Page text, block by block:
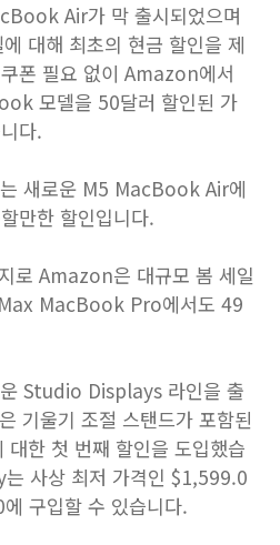
Air가 막 출시되었으며
대해 최초의 현금 할인을 제
폰 필요 없이 Amazon에서
모델을 50달러 할인된 가
다.
새로운 M5 MacBook Air에
만한 할인입니다.
로 Amazon은 대규모 봄 세일
MacBook Pro에서도 49
Studio Displays 라인을 출
기울기 조절 스탠드가 포함된
한 첫 번째 할인을 도입했습
사상 최저 가격인 $1,599.0
구입할 수 있습니다.